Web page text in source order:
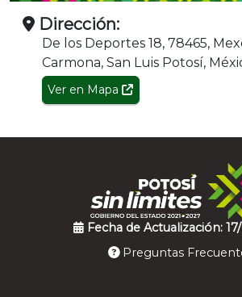
Dirección:
De los Deportes 18, 78465,
Carmona, San Luis Potosí,
Ver en Mapa
Fecha de Actualización:
Preguntas